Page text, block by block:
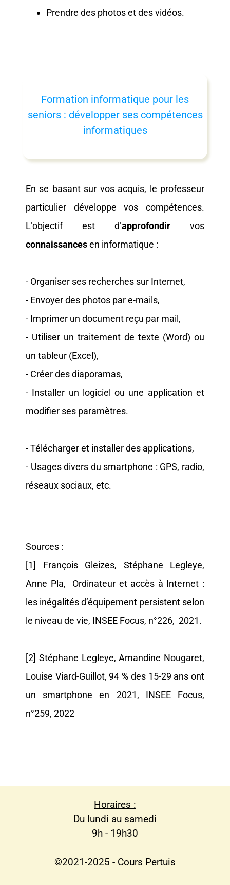
Horaires :
Du lundi au samedi
9h - 19h30
©2021-2025 - Cours Pertuis
Prendre des photos et des vidéos.
En se basant sur vos acquis, le professeur
particulier développe vos compétences.
L’objectif est d’approfondir vos
connaissancesen informatique :
- Organiser ses recherches sur Internet,
- Envoyer des photos par e-mails,
- Imprimer un document reçu par mail,
- Utiliser un traitement de texte (Word) ou
un tableur (Excel),
- Créer des diaporamas,
- Installer un logiciel ou une application et
modifier ses paramètres.
- Télécharger et installer des applications,
- Usages divers du smartphone : GPS, radio,
réseaux sociaux, etc.
Formation informatique pour les
seniors : développer ses compétences
informatiques
Sources :
[1] François Gleizes, Stéphane Legleye,
Anne Pla, Ordinateur et accès à Internet :
les inégalités d’équipement persistent selon
le niveau de vie, INSEE Focus, n°226, 2021.
[2] Stéphane Legleye, Amandine Nougaret,
Louise Viard-Guillot, 94 % des 15-29 ans ont
un smartphone en 2021, INSEE Focus,
n°259, 2022